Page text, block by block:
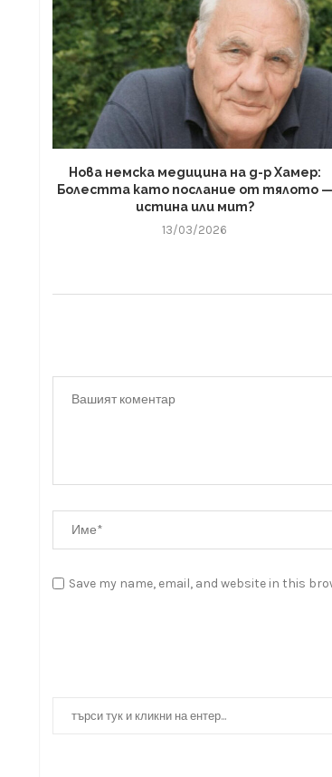
Нова немска медицина на д-р Хамер:
Болестта като послание от тялото —
истина или мит?
13/03/2026
Save my name, email, and website in this